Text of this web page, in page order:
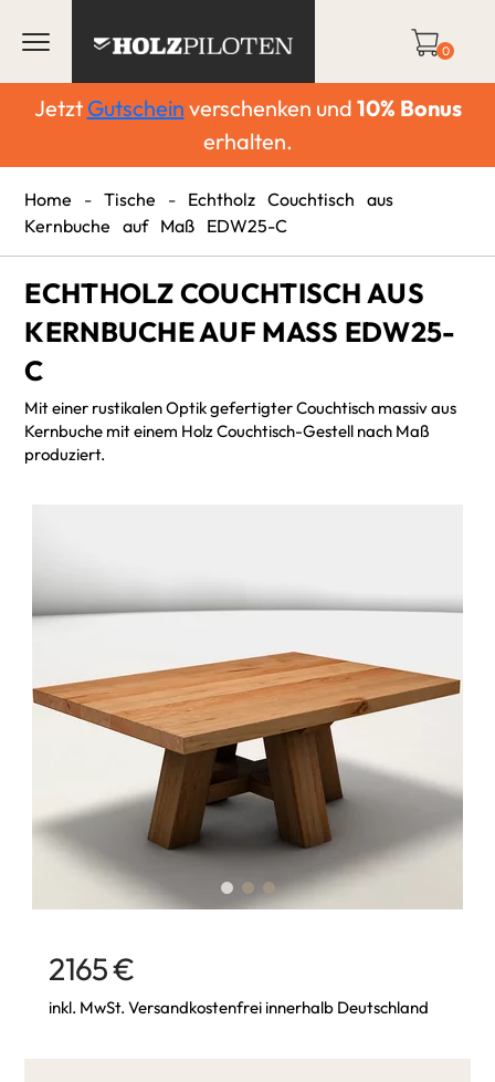
0
Jetzt Gutschein verschenken und 10% Bonus
erhalten.
Home - Tische - Echtholz Couchtisch aus
Kernbuche auf Maß EDW25-C
ECHTHOLZ COUCHTISCH AUS
KERNBUCHE AUF MASS EDW25-C
Mit einer rustikalen Optik gefertigter Couchtisch massiv aus
Kernbuche mit einem Holz Couchtisch-Gestell nach Maß
produziert.
2165 €
inkl. MwSt. Versandkostenfrei innerhalb Deutschland